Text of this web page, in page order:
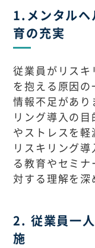
1.メンタルヘ
育の充実
従業員がリス
を抱える原因
情報不足があ
リング導入の
やストレスを軽
リスキリング
る教育やセミ
対する理解を深
2. 従業員一
施